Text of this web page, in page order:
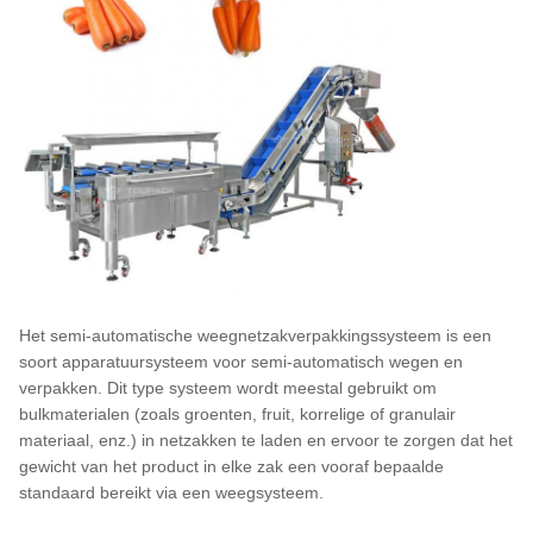
Het semi-automatische weegnetzakverpakkingssysteem is een
soort apparatuursysteem voor semi-automatisch wegen en
verpakken. Dit type systeem wordt meestal gebruikt om
bulkmaterialen (zoals groenten, fruit, korrelige of granulair
materiaal, enz.) in netzakken te laden en ervoor te zorgen dat het
gewicht van het product in elke zak een vooraf bepaalde
standaard bereikt via een weegsysteem.